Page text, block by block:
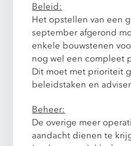
Beleid:
Het opstellen van een
september afgerond
enkele bouwstenen
nog wel een compleet
Dit moet met prioriteit
beleidstaken en
Beheer:
De overige meer
aandacht dienen te